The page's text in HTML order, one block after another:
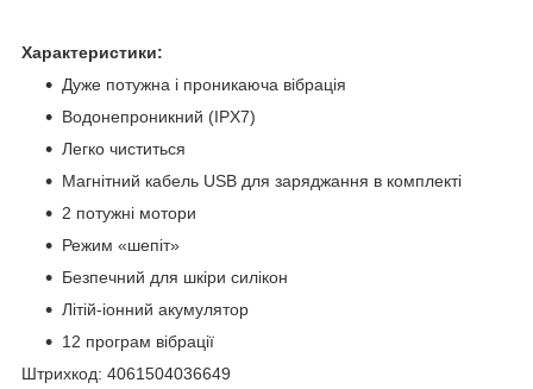
Характеристики:
Дуже потужна і проникаюча вібрація
Водонепроникний (IPX7)
Легко чиститься
Магнітний кабель USB для заряджання в комплекті
2 потужні мотори
Режим «шепіт»
Безпечний для шкіри силікон
Літій-іонний акумулятор
12 програм вібрації
Штрихкод: 4061504036649